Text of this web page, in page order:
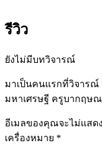
บาก
ฤษณะ
รีวิว
ยังไม่มีบทวิจารณ์
มาเป็นคนแรกที่วิจารณ์
มหาเศรษฐี ครูบากฤษณ
อีเมลของคุณจะไม่แสด
เครื่องหมาย *